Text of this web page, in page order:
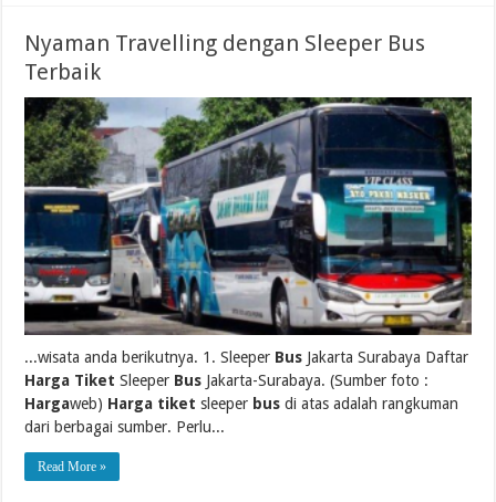
Nyaman Travelling dengan Sleeper Bus
Terbaik
...wisata anda berikutnya. 1. Sleeper Bus Jakarta Surabaya Daftar
Harga Tiket Sleeper Bus Jakarta-Surabaya. (Sumber foto :
Hargaweb) Harga tiket sleeper bus di atas adalah rangkuman
dari berbagai sumber. Perlu...
Read More »